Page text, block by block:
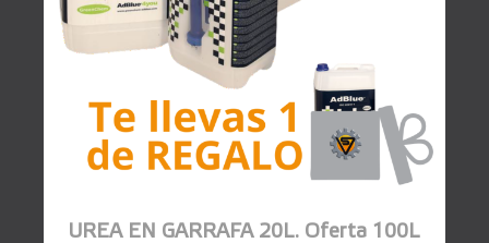
UREA EN GARRAFA 20L. Oferta 100L